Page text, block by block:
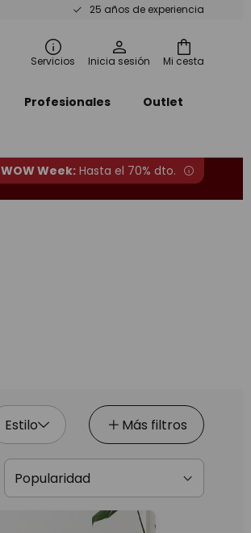
25 años de experiencia
Mi cesta
Servicios Inicia sesión
Profesionales Outlet
WOW Week: Hasta el 70% dto.
Estilo Más filtros